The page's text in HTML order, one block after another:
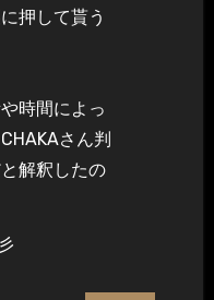
押して貰う
時間によっ
さん判
解釈したの